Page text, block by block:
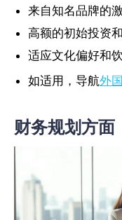
来自知名品牌的
高额的初始投资
适应文化偏好和
如适用，导航外
财务规划方面